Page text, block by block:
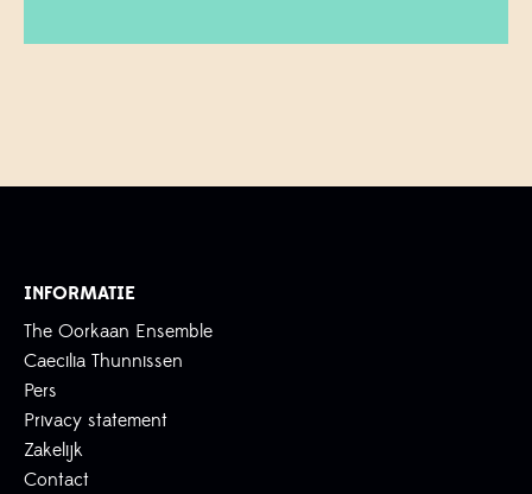
INFORMATIE
The Oorkaan Ensemble
Caecilia Thunnissen
Pers
Privacy statement
Zakelijk
Contact